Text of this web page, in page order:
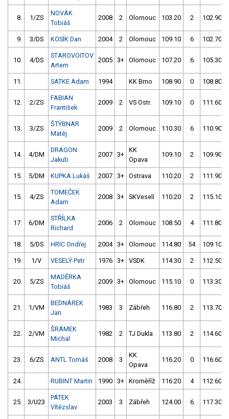
8. 1/ZS
NOVÁK
Tobiáš
2008 2 Olomouc 103.20 2 102.90
9. 3/DS KOSÍK Dan 2004 2 Olomouc 109.10 6 102.70
10. 4/DS
STAROVOITOV
Artem
2005 3+ Olomouc 107.20 6 105.30
11. SATKE Adam 1994 KK Brno 108.90 0 108.80
12. 2/ZS
FABIAN
František
2009 2 VS Ostr. 109.10 0 111.60
13. 3/ZS
ŠTÝBNAR
Matěj
2009 2 Olomouc 110.30 6 110.90
14. 4/DM
DRAGON
Jakub
2007 3+
KK
Opava
109.10 2 109.90
15. 5/DM KUPKA Lukáš 2007 3+ Ostrava 110.20 2 111.90
15. 4/ZS
TOMEČEK
Adam
2008 3+ SKVeselí 110.20 2 115.10
17. 6/DM
STŘÍLKA
Richard
2006 2 Olomouc 108.50 4 111.80
18. 5/DS HRIC Ondřej 2004 3+ Olomouc 114.80 54 109.10
19. 1/V VESELÝ Petr 1976 3+ VSDK 114.30 2 112.50
20. 5/ZS
MADĚRKA
Tobiáš
2009 3+ Olomouc 115.10 0 113.30
21. 1/VM
BEDNÁREK
Jan
1983 3 Zábřeh 116.80 2 113.70
22. 2/VM
ŠRÁMEK
Michal
1982 2 TJ Dukla 113.80 2 114.60
23. 6/ZS ANTL Tomáš 2008 3
KK
Opava
116.20 0 116.60
24. RUBINT Martin 1990 3+ Kroměříž 116.20 4 112.60
25. 3/U23
PÁTEK
Vítězslav
2003 3 Zábřeh 124.00 6 117.30